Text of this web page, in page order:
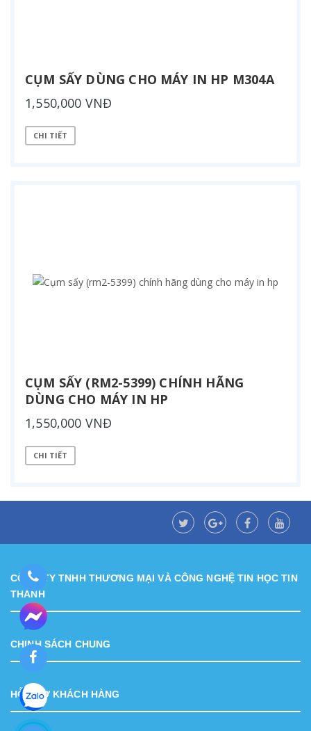
CỤM SẤY DÙNG CHO MÁY IN HP M304A
1,550,000 VNĐ
CHI TIẾT
CỤM SẤY (RM2-5399) CHÍNH HÃNG
DÙNG CHO MÁY IN HP
1,550,000 VNĐ
CHI TIẾT
CÔNG TY TNHH THƯƠNG MẠI VÀ CÔNG NGHỆ TIN HỌC TIN
THÀNH
CHINH SÁCH CHUNG
HỖ TRỢ KHÁCH HÀNG